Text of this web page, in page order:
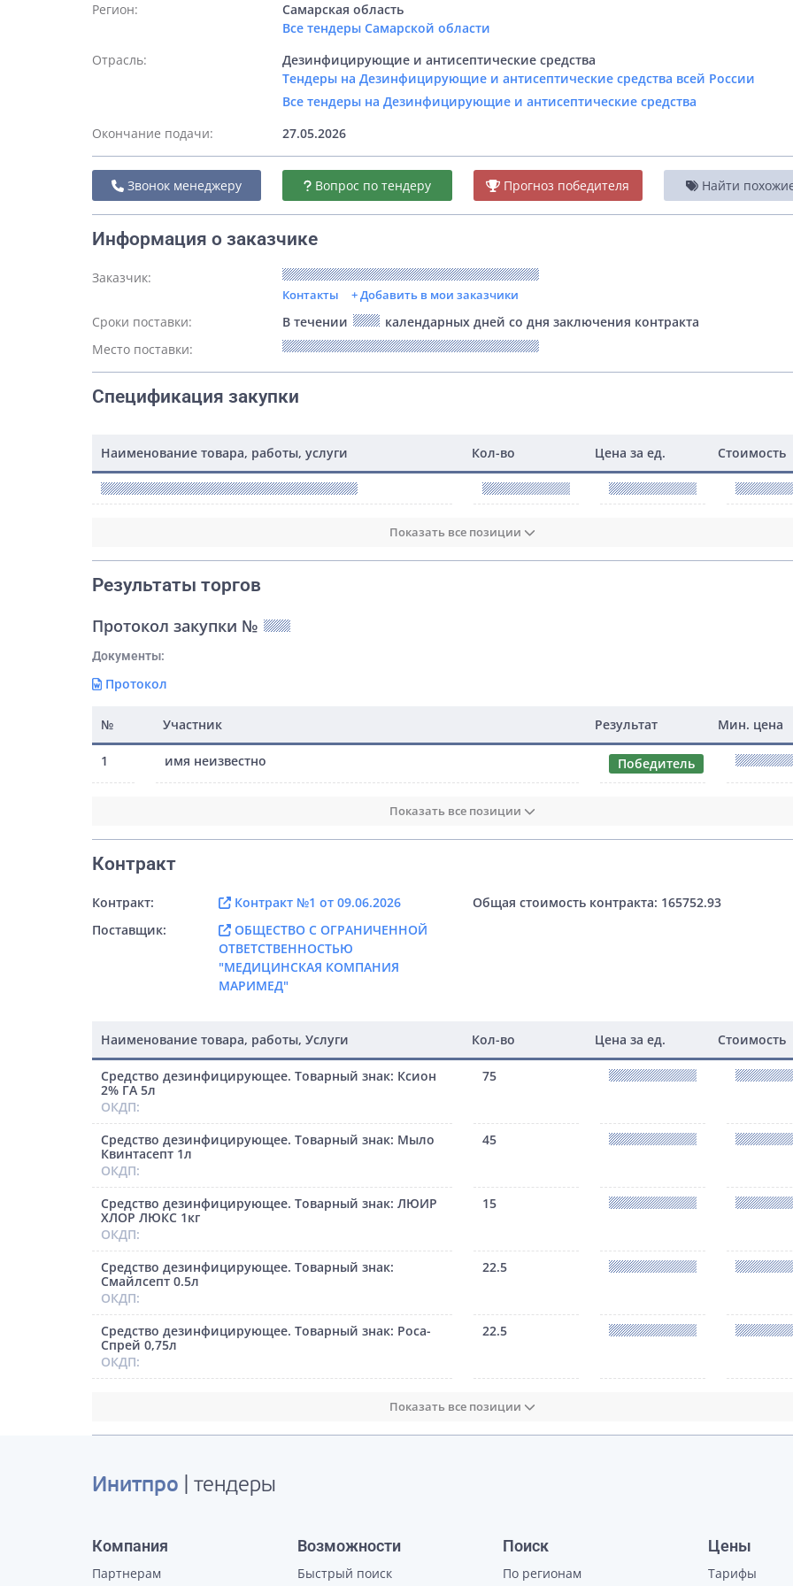
Регион:
Самарская область
Все тендеры Самарской области
Отрасль:
Дезинфицирующие и антисептические средства
Тендеры на Дезинфицирующие и антисептические средства всей России
Все тендеры на Дезинфицирующие и антисептические средства
Окончание подачи:
27.05.2026
Звонок менеджеру Вопрос по тендеру Прогноз победителя Найти
Информация о заказчике
Заказчик:
Контакты + Добавить в мои заказчики
Сроки поставки: В течении
календарных дней со дня заключения контракта
Место поставки:
Спецификация закупки
Наименование товара, работы, услуги Кол-во Цена за ед. Стоимость
Показать все позиции
Результаты торгов
Протокол закупки №
Документы:
Протокол
№ Участник Результат Мин. цена
1 имя неизвестно Победитель
Показать все позиции
Контракт
Контракт: Контракт №1 от 09.06.2026
Общая стоимость контракта: 165752.93
Поставщик:
ОБЩЕСТВО С ОГРАНИЧЕННОЙ
ОТВЕТСТВЕННОСТЬЮ
"МЕДИЦИНСКАЯ КОМПАНИЯ
МАРИМЕД"
Наименование товара, работы, Услуги Кол-во Цена за ед. Стоимость
Средство дезинфицирующее. Товарный знак: Ксион
2% ГА 5л
ОКДП:
75
Средство дезинфицирующее. Товарный знак: Мыло
Квинтасепт 1л
ОКДП:
45
Средство дезинфицирующее. Товарный знак: ЛЮИР
ХЛОР ЛЮКС 1кг
ОКДП:
15
Средство дезинфицирующее. Товарный знак:
Смайлсепт 0.5л
ОКДП:
22.5
Средство дезинфицирующее. Товарный знак: Роса-
Спрей 0,75л
ОКДП:
22.5
Показать все позиции
Инитпро | тендеры
Компания
Партнерам
Возможности
Быстрый поиск
Поиск
По регионам
Цены
Тарифы